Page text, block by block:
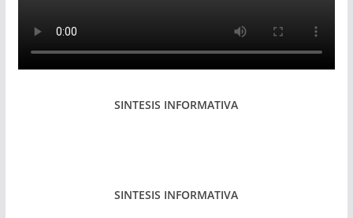
SINTESIS INFORMATIVA
SINTESIS INFORMATIVA